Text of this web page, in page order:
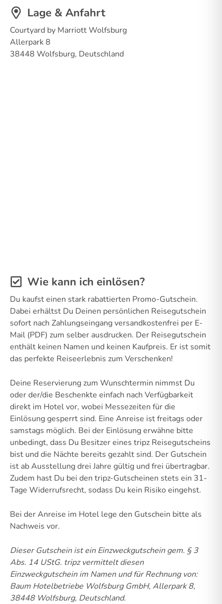
Lage & Anfahrt
Courtyard by Marriott Wolfsburg
Allerpark 8
38448 Wolfsburg, Deutschland
Wie kann ich einlösen?
Du kaufst einen stark rabattierten Promo-Gutschein.
Dabei erhältst Du Deinen persönlichen Reisegutschein
sofort nach Zahlungseingang versandkostenfrei per E-
Mail (PDF) zum selber ausdrucken. Der Reisegutschein
enthält keinen Namen und keinen Kaufpreis. Er ist somit
das perfekte Reiseerlebnis zum Verschenken!
Deine Reservierung zum Wunschtermin nimmst Du
oder der/die Beschenkte einfach nach Verfügbarkeit
direkt im Hotel vor, wobei Messezeiten für die
Einlösung gesperrt sind. Eine Anreise ist freitags oder
samstags möglich. Bei der Einlösung erwähne bitte
unbedingt, dass Du Besitzer eines tripz Reisegutscheins
bist und die Nächte bereits gezahlt sind. Der Gutschein
ist ab Ausstellung drei Jahre gültig und frei übertragbar.
Zudem hast Du bei den tripz-Gutscheinen stets ein 31-
Tage Widerrufsrecht, sodass Du kein Risiko eingehst.
Bei der Anreise im Hotel lege den Gutschein bitte als
Nachweis vor.
Dieser Gutschein ist ein Einzweckgutschein gem. § 3
Abs. 14 UStG. tripz vermittelt diesen
Einzweckgutschein im Namen und für Rechnung von:
Baum Hotelbetriebe Wolfsburg GmbH, Allerpark 8,
38448 Wolfsburg, Deutschland.